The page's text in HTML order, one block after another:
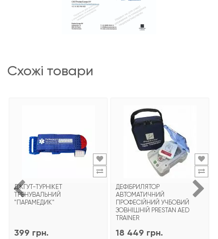
схожі товари
ДЖГУТ-ТУРНІКЕТ
ТРЕНУВАЛЬНИЙ
"ПАРАМЕДИК"
399 грн.
ДЕФІБРИЛЯТОР
АВТОМАТИЧНИЙ
ПРОФЕСІЙНИЙ УЧБОВИЙ
ЗОВНІШНІЙ PRESTAN AED
TRAINER
18 449 грн.